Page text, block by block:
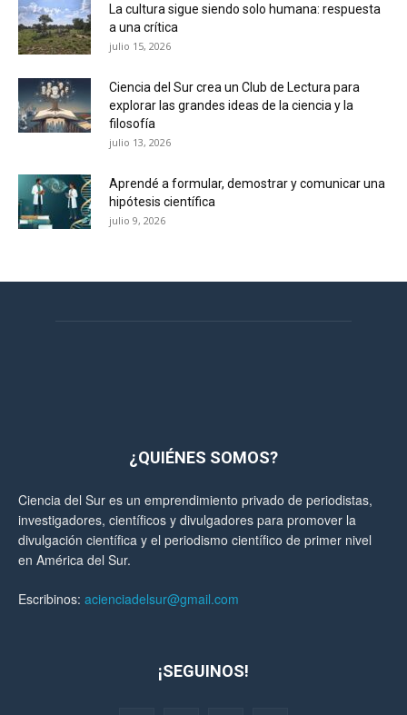
La cultura sigue siendo solo humana: respuesta
a una crítica
julio 15, 2026
Ciencia del Sur crea un Club de Lectura para
explorar las grandes ideas de la ciencia y la
filosofía
julio 13, 2026
Aprendé a formular, demostrar y comunicar una
hipótesis científica
julio 9, 2026
¿QUIÉNES SOMOS?
Ciencia del Sur es un emprendimiento privado de periodistas,
investigadores, científicos y divulgadores para promover la
divulgación científica y el periodismo científico de primer nivel
en América del Sur.
Escribinos: acienciadelsur@gmail.com
¡SEGUINOS!